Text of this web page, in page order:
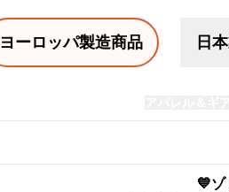
ヨーロッパ製造商品 日
💙